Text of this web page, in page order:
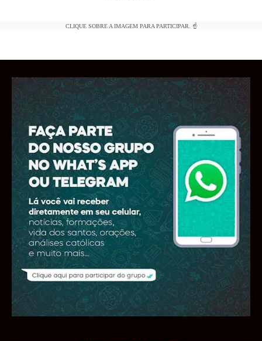
CLIQUE SOBRE A IMAGEM PARA PARTICIPAR. ☝️